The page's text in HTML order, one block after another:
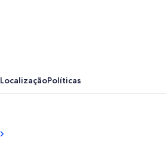
LocalizaçãoPolíticas